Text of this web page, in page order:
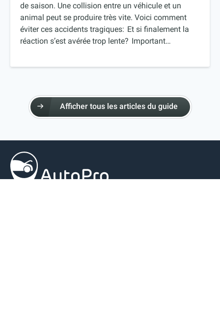
de saison. Une collision entre un véhicule et un
animal peut se produire très vite. Voici comment
éviter ces accidents tragiques: Et si finalement la
réaction s’est avérée trop lente? Important…
Afficher tous les articles du guide